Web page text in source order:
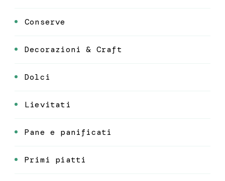
Conserve
Decorazioni & Craft
Dolci
Lievitati
Pane e panificati
Primi piatti